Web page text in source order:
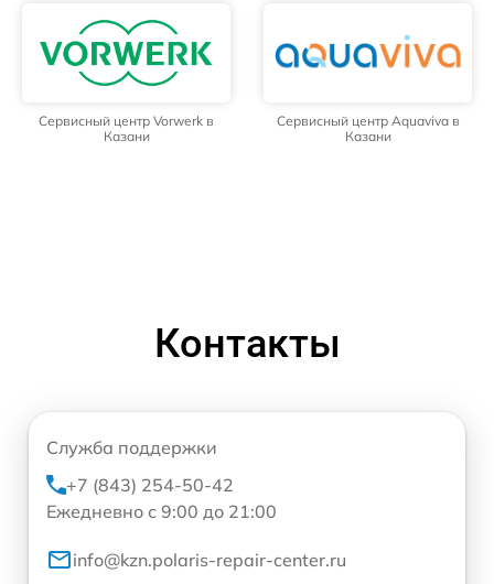
Сервисный центр Vorwerk в
Казани
Сервисный центр Aquaviva в
Казани
Контакты
Служба поддержки
+7 (843) 254-50-42
Ежедневно с 9:00 до 21:00
info@kzn.polaris-repair-center.ru